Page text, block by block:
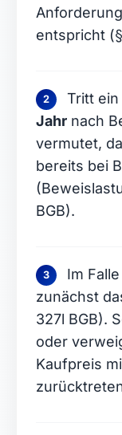
entspricht
2 Tritt
Jahr nach
vermutet,
bereits bei
BGB).
3
Im
zunächst
327l BGB).
oder
Kaufpreis